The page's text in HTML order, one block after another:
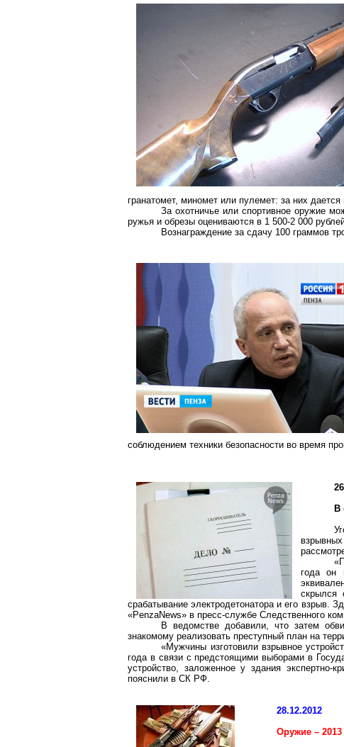
гранатомет, миномет или пулемет: за них
За охотничье или спортивное оружие
ружья и обрезы оцениваются в 1 500-2 000
Вознаграждение за сдачу 100 граммов
соблюдением техники безопасности во время
В
года он
скрылся
срабатывание электродетонатора и его
«PenzaNews» в пресс-службе Следственного
В ведомстве добавили, что затем
знакомому реализовать преступный план на
«Мужчины изготовили взрывное
года в связи с предстоящими выборами в
устройство, заложенное у здания
пояснили в СК РФ.
28.12.2012
Оружие – 2013